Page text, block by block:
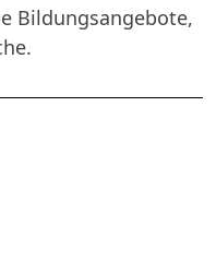
Bildungsangebote,